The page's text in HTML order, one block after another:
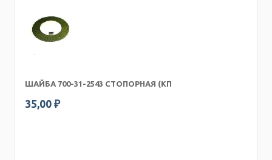
ШАЙБА 700-31-2543 СТОПОРНАЯ (КП
35,00 ₽